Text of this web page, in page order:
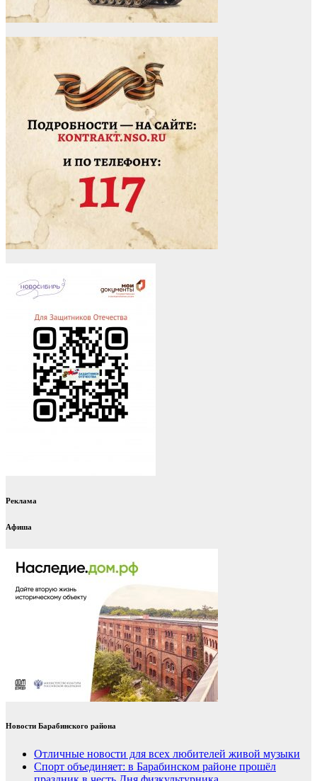
Реклама
Афиша
Новости Барабинского района
Отличные новости для всех любителей живой музыки
Спорт объединяет: в Барабинском районе прошёл